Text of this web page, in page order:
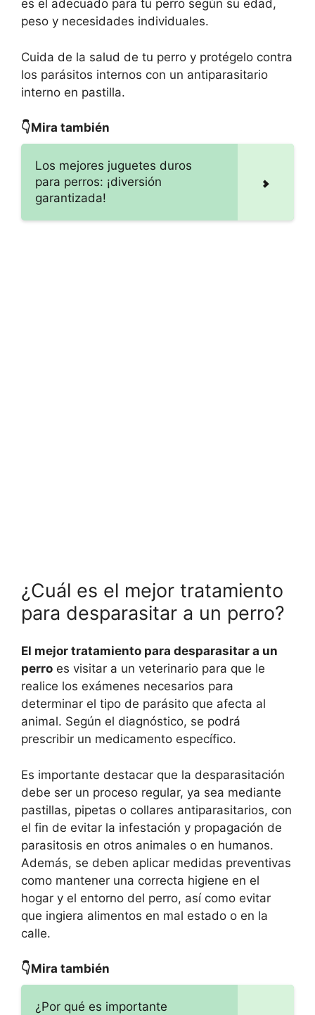
es el adecuado para tu perro según su edad,
peso y necesidades individuales.
Cuida de la salud de tu perro y protégelo contra
los parásitos internos con un antiparasitario
interno en pastilla.
👇Mira también
Los mejores juguetes duros
para perros: ¡diversión
garantizada!
¿Cuál es el mejor tratamiento
para desparasitar a un perro?
El mejor tratamiento para desparasitar a un
perro es visitar a un veterinario para que le
realice los exámenes necesarios para
determinar el tipo de parásito que afecta al
animal. Según el diagnóstico, se podrá
prescribir un medicamento específico.
Es importante destacar que la desparasitación
debe ser un proceso regular, ya sea mediante
pastillas, pipetas o collares antiparasitarios, con
el fin de evitar la infestación y propagación de
parasitosis en otros animales o en humanos.
Además, se deben aplicar medidas preventivas
como mantener una correcta higiene en el
hogar y el entorno del perro, así como evitar
que ingiera alimentos en mal estado o en la
calle.
👇Mira también
¿Por qué es importante